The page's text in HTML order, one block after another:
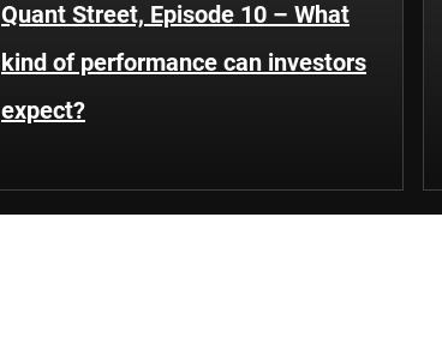
Quant Street, Episode 10 – What
kind of performance can investors
expect?